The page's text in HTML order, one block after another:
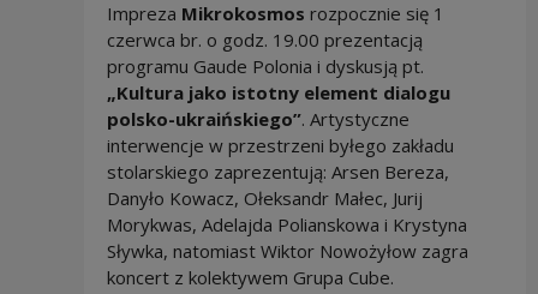
Impreza Mikrokosmos rozpocznie się 1
czerwca br. o godz. 19.00 prezentacją
programu Gaude Polonia i dyskusją pt.
„Kultura jako istotny element dialogu
polsko-ukraińskiego”. Artystyczne
interwencje w przestrzeni byłego zakładu
stolarskiego zaprezentują: Arsen Bereza,
Danyło Kowacz, Ołeksandr Małec, Jurij
Morykwas, Adelajda Polianskowa i Krystyna
Sływka, natomiast Wiktor Nowożyłow zagra
koncert z kolektywem Grupa Cube.